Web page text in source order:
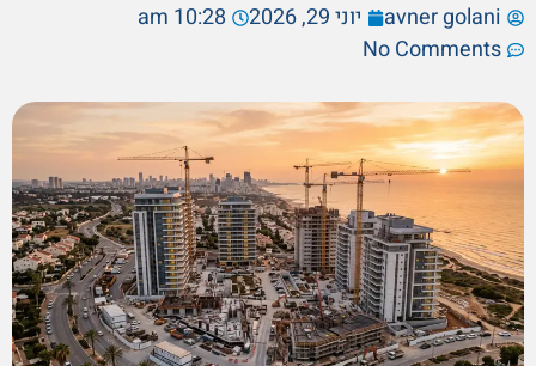
avner golani יוני 29, 2026
10:28 am
No Comments